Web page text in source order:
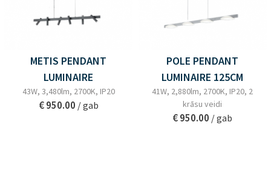
METIS PENDANT
LUMINAIRE
43W, 3,480lm, 2700K, IP20
€ 950.00 / gab
POLE PENDANT
LUMINAIRE 125CM
41W, 2,880lm, 2700K, IP20, 2
krāsu veidi
€ 950.00 / gab